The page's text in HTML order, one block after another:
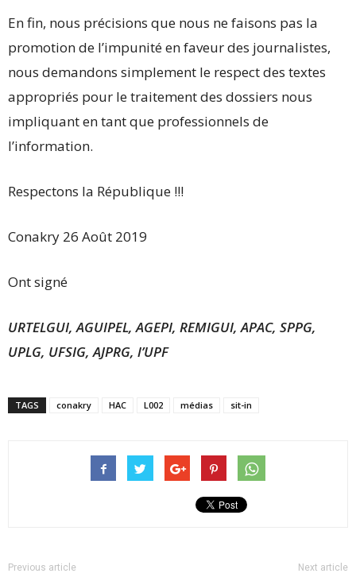
En fin, nous précisions que nous ne faisons pas la
promotion de l’impunité en faveur des journalistes,
nous demandons simplement le respect des textes
appropriés pour le traitement des dossiers nous
impliquant en tant que professionnels de
l’information.
Respectons la République !!!
Conakry 26 Août 2019
Ont signé
URTELGUI, AGUIPEL, AGEPI, REMIGUI, APAC, SPPG,
UPLG, UFSIG, AJPRG, l’UPF
TAGS conakry HAC L002 médias sit-in
Previous article Next article